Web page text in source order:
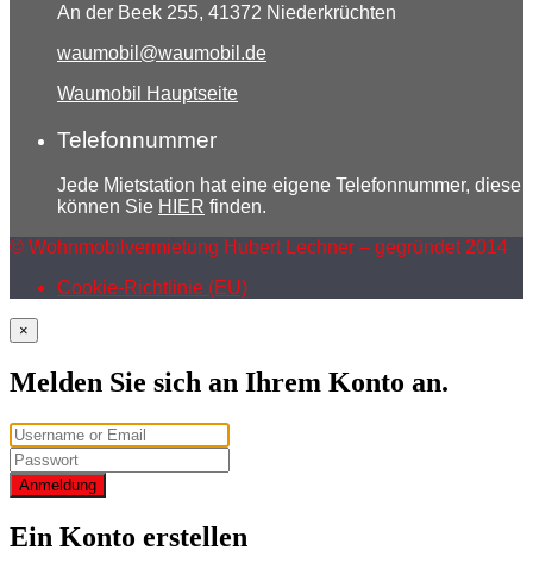
An der Beek 255, 41372 Niederkrüchten
waumobil@waumobil.de
Waumobil Hauptseite
Telefonnummer
Jede Mietstation hat eine eigene Telefonnummer, diese
können Sie HIER finden.
© Wohnmobilvermietung Hubert Lechner – gegründet 2014
Cookie-Richtlinie (EU)
×
Melden Sie sich an Ihrem Konto an.
Anmeldung
Ein Konto erstellen